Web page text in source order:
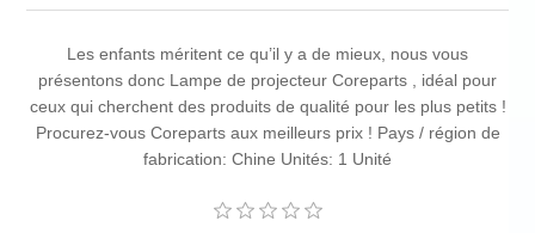
Les enfants méritent ce qu’il y a de mieux, nous vous
présentons donc Lampe de projecteur Coreparts , idéal pour
ceux qui cherchent des produits de qualité pour les plus petits !
Procurez-vous Coreparts aux meilleurs prix ! Pays / région de
fabrication: Chine Unités: 1 Unité